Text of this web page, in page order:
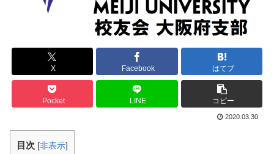
X Facebook はてブ
Pocket LINE コピー
2020.03.30
目次 [非表示]